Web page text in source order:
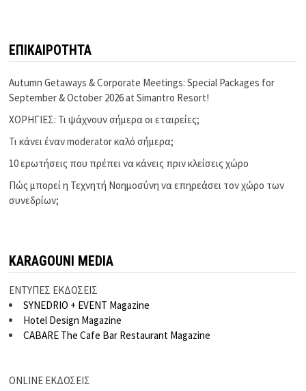
ΕΠΙΚΑΙΡΟΤΗΤΑ
Autumn Getaways & Corporate Meetings: Special Packages for
September & October 2026 at Simantro Resort!
ΧΟΡΗΓΙΕΣ: Τι ψάχνουν σήμερα οι εταιρείες;
Τι κάνει έναν moderator καλό σήμερα;
10 ερωτήσεις που πρέπει να κάνεις πριν κλείσεις χώρο
Πώς μπορεί η Τεχνητή Νοημοσύνη να επηρεάσει τον χώρο των
συνεδρίων;
KARAGOUNI MEDIA
ΕΝΤΥΠΕΣ ΕΚΔΟΣΕΙΣ
SYNEDRIO + EVENT Magazine
Hotel Design Magazine
CABARE The Cafe Bar Restaurant Magazine
ONLINE ΕΚΔΟΣΕΙΣ